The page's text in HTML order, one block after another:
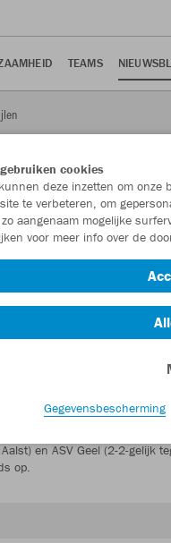
TEAMS
Nijlen
Lierse en KFC Nijlen
amateurklasse B, met 1-0.
door. Het klopte op eigen
en ASV Geel (2-2-gelijk
op.
cookies
deze inzetten om onze
te verbeteren, om
aangenaam mogelijke
voor meer info over de
Gegevensbescherming